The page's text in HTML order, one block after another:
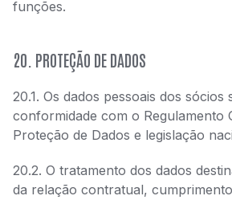
funções.
20. PROTEÇÃO DE DADOS
20.1. Os dados pessoais dos sócios
conformidade com o Regulamento
Proteção de Dados e legislação
20.2. O tratamento dos dados
da relação contratual,